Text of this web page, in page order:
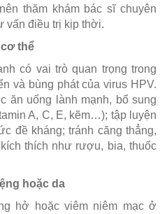
thăm khám bác sĩ chuyên
vấn điều trị kịp thời.
thể
có vai trò quan trọng trong
và bùng phát của virus HPV.
ăn uống lành mạnh, bổ sung
A, C, E, kẽm…); tập luyện
đề kháng; tránh căng thẳng,
thích như rượu, bia, thuốc
hoặc da
hở hoặc viêm niêm mạc ở